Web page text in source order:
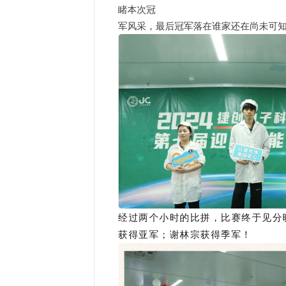
睹本次冠
军风采，最后冠军落在谁家还在尚未可
经过两个小时的比拼，比赛终于见
获得亚军；谢林宗获得季军！